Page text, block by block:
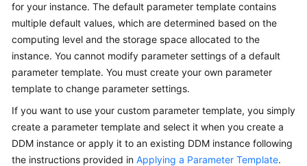
User
Guide
API
Reference
SDK
Reference
Best
for your instance. The default parameter template contains
multiple default values, which are determined based on the
computing level and the storage space allocated to the
instance. You cannot modify parameter settings of a default
parameter template. You must create your own parameter
template to change parameter settings.
If you want to use your custom parameter template, you simply
create a parameter template and select it when you create a
DDM instance or apply it to an existing DDM instance following
the instructions provided in Applying a Parameter Template.